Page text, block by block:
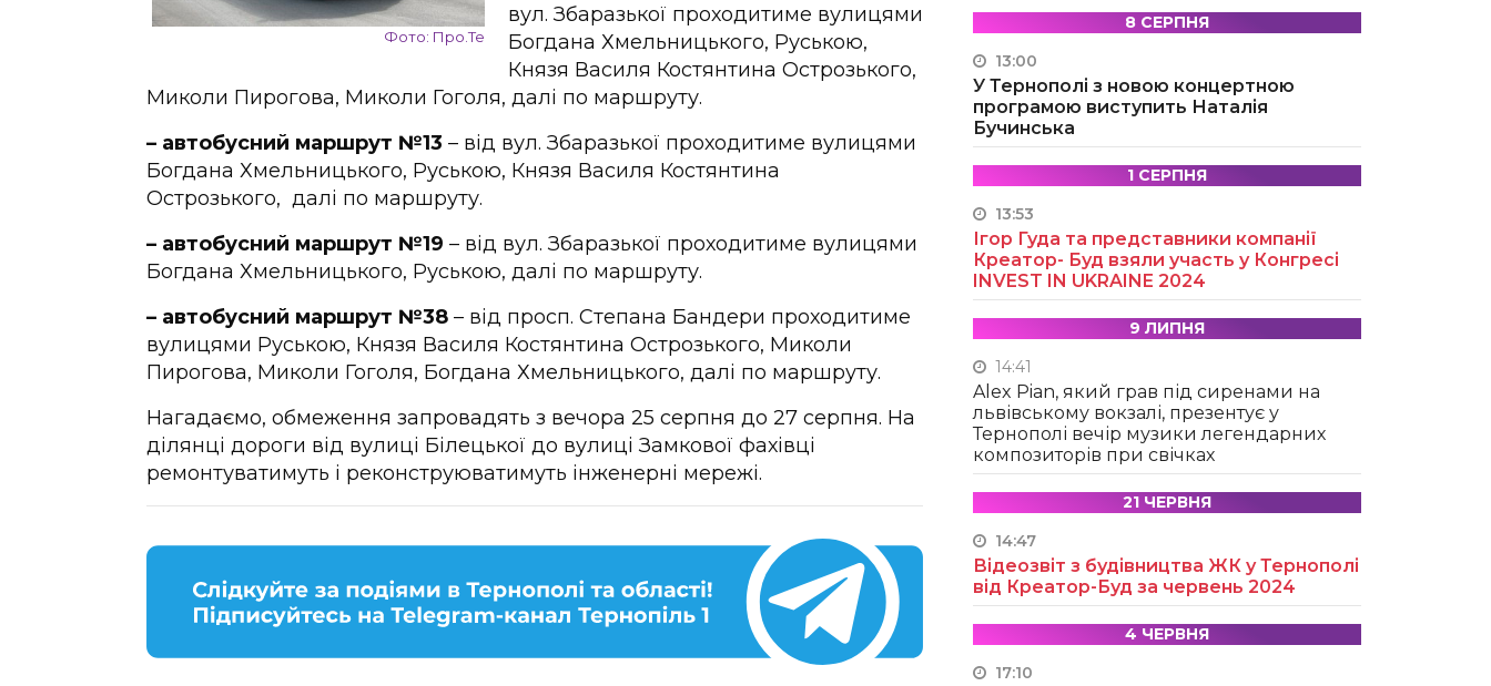
Фото: Про.Те
вул. Збаразької проходитиме вулицями
Богдана Хмельницького, Руською,
Князя Василя Костянтина Острозького,
Миколи Пирогова, Миколи Гоголя, далі по маршруту.
– автобусний маршрут №13 – від вул. Збаразької проходитиме вулицями
Богдана Хмельницького, Руською, Князя Василя Костянтина
Острозького, далі по маршруту.
– автобусний маршрут №19 – від вул. Збаразької проходитиме вулицями
Богдана Хмельницького, Руською, далі по маршруту.
– автобусний маршрут №38 – від просп. Степана Бандери проходитиме
вулицями Руською, Князя Василя Костянтина Острозького, Миколи
Пирогова, Миколи Гоголя, Богдана Хмельницького, далі по маршруту.
Нагадаємо, обмеження запровадять з вечора 25 серпня до 27 серпня. На
ділянці дороги від вулиці Білецької до вулиці Замкової фахівці
ремонтуватимуть і реконструюватимуть інженерні мережі.
8 СЕРПНЯ
13:00
У Тернополі з новою концертною
програмою виступить Наталія
Бучинська
1 СЕРПНЯ
13:53
Ігор Гуда та представники компанії
Креатор- Буд взяли участь у Конгресі
INVEST IN UKRAINE 2024
9 ЛИПНЯ
14:41
Alex Pian, який грав під сиренами на
львівському вокзалі, презентує у
Тернополі вечір музики легендарних
композиторів при свічках
21 ЧЕРВНЯ
14:47
Відеозвіт з будівництва ЖК у Тернополі
від Креатор-Буд за червень 2024
4 ЧЕРВНЯ
17:10